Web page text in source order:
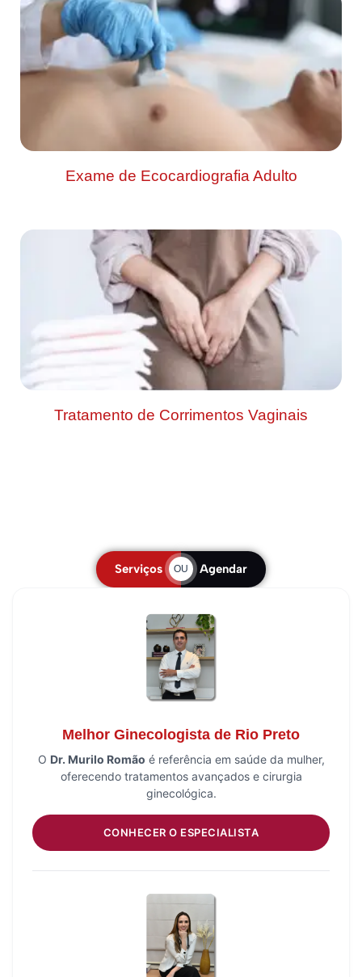
Exame de Ecocardiografia Adulto
Tratamento de Corrimentos Vaginais
Serviços OU Agendar
Melhor Ginecologista de Rio Preto
O Dr. Murilo Romão é referência em saúde da mulher,
oferecendo tratamentos avançados e cirurgia
ginecológica.
CONHECER O ESPECIALISTA